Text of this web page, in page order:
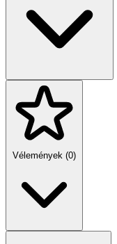
TECHNIKAI
Termékkód:
Csúszásmentes
Gyorsan szárad
Szín:
MÉRETEK:
Hosszúság:
Vastagság:
A KÉSZLET
Vélemények (0)